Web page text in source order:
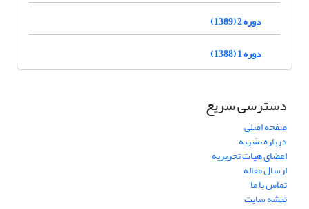
دوره 2 (1389)
دوره 1 (1388)
دسترسی سریع
صفحه اصلی
درباره نشریه
اعضای هیات تحریریه
ارسال مقاله
تماس با ما
نقشه سایت